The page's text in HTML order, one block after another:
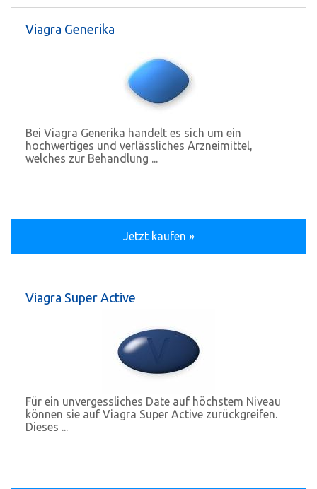
Viagra Generika
Bei Viagra Generika handelt es sich um ein
hochwertiges und verlässliches Arzneimittel,
welches zur Behandlung ...
Jetzt kaufen »
Viagra Super Active
Für ein unvergessliches Date auf höchstem Niveau
können sie auf Viagra Super Active zurückgreifen.
Dieses ...